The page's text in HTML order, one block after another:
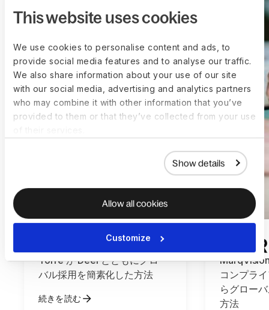
This website uses cookies
We use cookies to personalise content and ads, to
provide social media features and to analyse our traffic.
We also share information about your use of our site
with our social media, advertising and analytics partners
who may combine it with other information that you’ve
provided to them or that they’ve collected from your use
Show details
Allow all cookies
Customize
Torre が Deel とともにグロー
バル採用を簡素化した方法
続きを読む
コンプラ
らグロー
方法